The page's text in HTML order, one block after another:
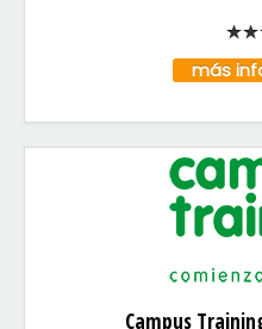
más
Campus